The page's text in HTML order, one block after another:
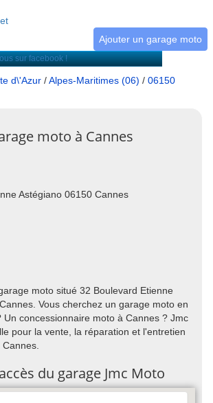
Ajouter un garage moto
d\'Azur /Alpes-Maritimes (06) / 06150
moto à Cannes
Astégiano 06150 Cannes
moto situé 32 Boulevard Etienne
Vous cherchez un garage moto en
Un concessionnaire moto à Cannes ? Jmc
pour la vente, la réparation et l'entretien
du garage Jmc Moto